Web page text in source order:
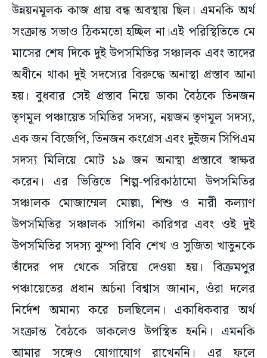
উন্নয়নমূলক কাজ প্রায় বন্ধ অবস্থায় ছিল। এমনকি অর্থ
সংক্রান্ত সভাও ঠিকমতো হচ্ছিল না।এই পরিস্থিতিতে মে
মাসের শেষ দিকে দুই উপসমিতির সঞ্চালক এবং তাদের
অধীনে থাকা দুই সদস্যের বিরুদ্ধে অনাস্থা প্রস্তাব আনা
হয়। বুধবার সেই প্রস্তাব নিয়ে ডাকা বৈঠকে তিনজন
তৃণমূল পঞ্চায়েত সমিতির সদস্য, নয়জন তৃণমূল সদস্য,
এক জন বিজেপি, তিনজন কংগ্রেস এবং দুইজন সিপিএম
সদস্য মিলিয়ে মোট ১৯ জন অনাস্থা প্রস্তাবে স্বাক্ষর
করেন। এর ভিত্তিতে শিল্প-পরিকাঠামো উপসমিতির
সঞ্চালক মোজাম্মেল মোল্লা, শিশু ও নারী কল্যাণ
উপসমিতির সঞ্চালক সাগিনা কারিগর এবং ওই দুই
উপসমিতির সদস্য ঝুম্পা বিবি শেখ ও সুজিতা খাতুনকে
তাঁদের পদ থেকে সরিয়ে দেওয়া হয়। বিক্রমপুর
পঞ্চায়েতের প্রধান অর্চনা বিশ্বাস জানান, ওঁরা দলের
নির্দেশ অমান্য করে চলছিলেন। একাধিকবার অর্থ
সংক্রান্ত বৈঠকে ডাকলেও উপস্থিত হননি। এমনকি
আমার সঙ্গেও যোগাযোগ রাখেননি। এর ফলে